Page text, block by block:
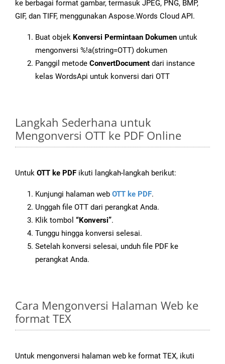
ke berbagai format gambar, termasuk JPEG, PNG, BMP,
GIF, dan TIFF, menggunakan Aspose.Words Cloud API.
Buat objek Konversi Permintaan Dokumen untuk
mengonversi %!a(string=OTT) dokumen
Panggil metode ConvertDocument dari instance
kelas WordsApi untuk konversi dari OTT
Langkah Sederhana untuk
Mengonversi OTT ke PDF Online
Untuk OTT ke PDF ikuti langkah-langkah berikut:
Kunjungi halaman web OTT ke PDF.
Unggah file OTT dari perangkat Anda.
Klik tombol “Konversi”.
Tunggu hingga konversi selesai.
Setelah konversi selesai, unduh file PDF ke
perangkat Anda.
Cara Mengonversi Halaman Web ke
format TEX
Untuk mengonversi halaman web ke format TEX, ikuti